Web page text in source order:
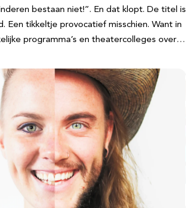
bestaan niet!”. En dat klopt. De titel is
Een tikkeltje provocatief misschien. Want in
programma’s en theatercolleges over…